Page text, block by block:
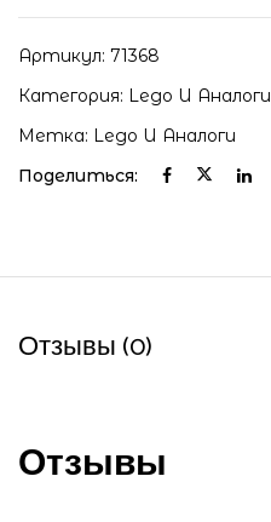
Артикул: 71368
Категория: Lego И Аналоги
Метка: Lego И Аналоги
Поделиться:
Отзывы (0)
Отзывы